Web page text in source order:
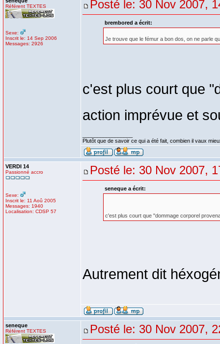
Référent TEXTES
Sexe:
Inscrit le: 14 Sep 2006
Messages: 2926
Posté le: 30 Nov 2007,
brembored a écrit:
Je trouve que le fémur a bon dos, on ne parle
c'est plus court que
action imprévue et
Plutôt que de savoir ce qui a été fait, combien il vaux
VERDI 14
Passionné accro
Sexe:
Inscrit le: 11 Aoû 2005
Messages: 1940
Localisation: CDSP 57
Posté le: 30 Nov 2007,
seneque a écrit:
c'est plus court que "dommage corporel
Autrement dit
seneque
Référent TEXTES Posté le: 30 Nov 2007,